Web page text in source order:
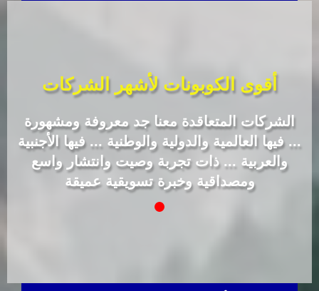
أقوى الكوبونات لأشهر الشركات
الشركات المتعاقدة معنا جد معروفة ومشهورة
... فيها العالمية والدولية والوطنية ... فيها الأجنبية
والعربية ... ذات تجربة وصيت وانتشار واسع
ومصداقية وخبرة تسويقية عميقة